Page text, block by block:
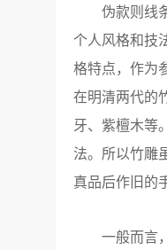
伪款则线条
个人风格和技
格特点，作为
在明清两代的
牙、紫檀木等
法。所以竹雕
真品后作旧的
一般而言，